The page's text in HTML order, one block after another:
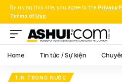
By using this site, you agree to the Privacy
Terms of Use.
Home Tin tức / Sự kiện
TIN TRONG NƯỚC